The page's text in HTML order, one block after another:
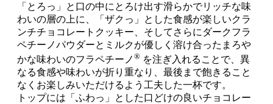
「とろっ」と口の中にとろけ出す滑らかでリッチな味
わいの層の上に、「ザクっ」とした食感が楽しいクラ
ンチチョコレートクッキー、そしてさらにダークフラ
ペチーノパウダーとミルクが優しく溶け合ったまろや
かな味わいのフラペチーノ ® を注ぎ入れることで、異
なる食感や味わいが折り重なり、最後まで飽きること
なくお楽しみいただけるよう工夫した一杯です。
トップには「ふわっ」とした口どけの良いチョコレー